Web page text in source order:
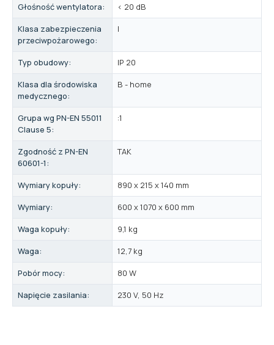
Głośność wentylatora:
< 20 dB
Klasa zabezpieczenia
przeciwpożarowego:
I
Typ obudowy:
IP 20
Klasa dla środowiska
medycznego:
B - home
Grupa wg PN-EN 55011
Clause 5:
:1
Zgodność z PN-EN
60601-1:
TAK
Wymiary kopuły:
890 x 215 x 140 mm
Wymiary:
600 x 1070 x 600 mm
Waga kopuły:
9,1 kg
Waga:
12,7 kg
Pobór mocy:
80 W
Napięcie zasilania:
230 V, 50 Hz